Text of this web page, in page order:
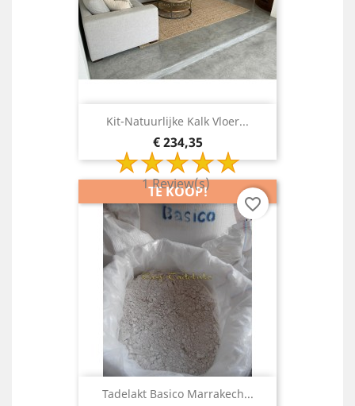
Kit-Natuurlijke Kalk Vloer...
Prijs
€ 234,35
1 Review(s)
Tadelakt Basico Marrakech...
TE KOOP!
favorite_border